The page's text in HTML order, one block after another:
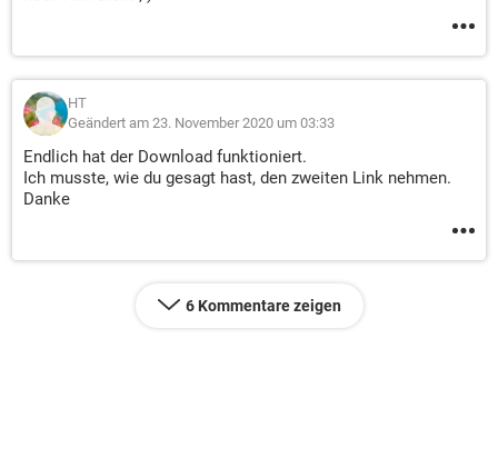
HT
Geändert am 23. November 2020 um 03:33
Endlich hat der Download funktioniert.
Ich musste, wie du gesagt hast, den zweiten Link nehmen.
Danke
6 Kommentare zeigen